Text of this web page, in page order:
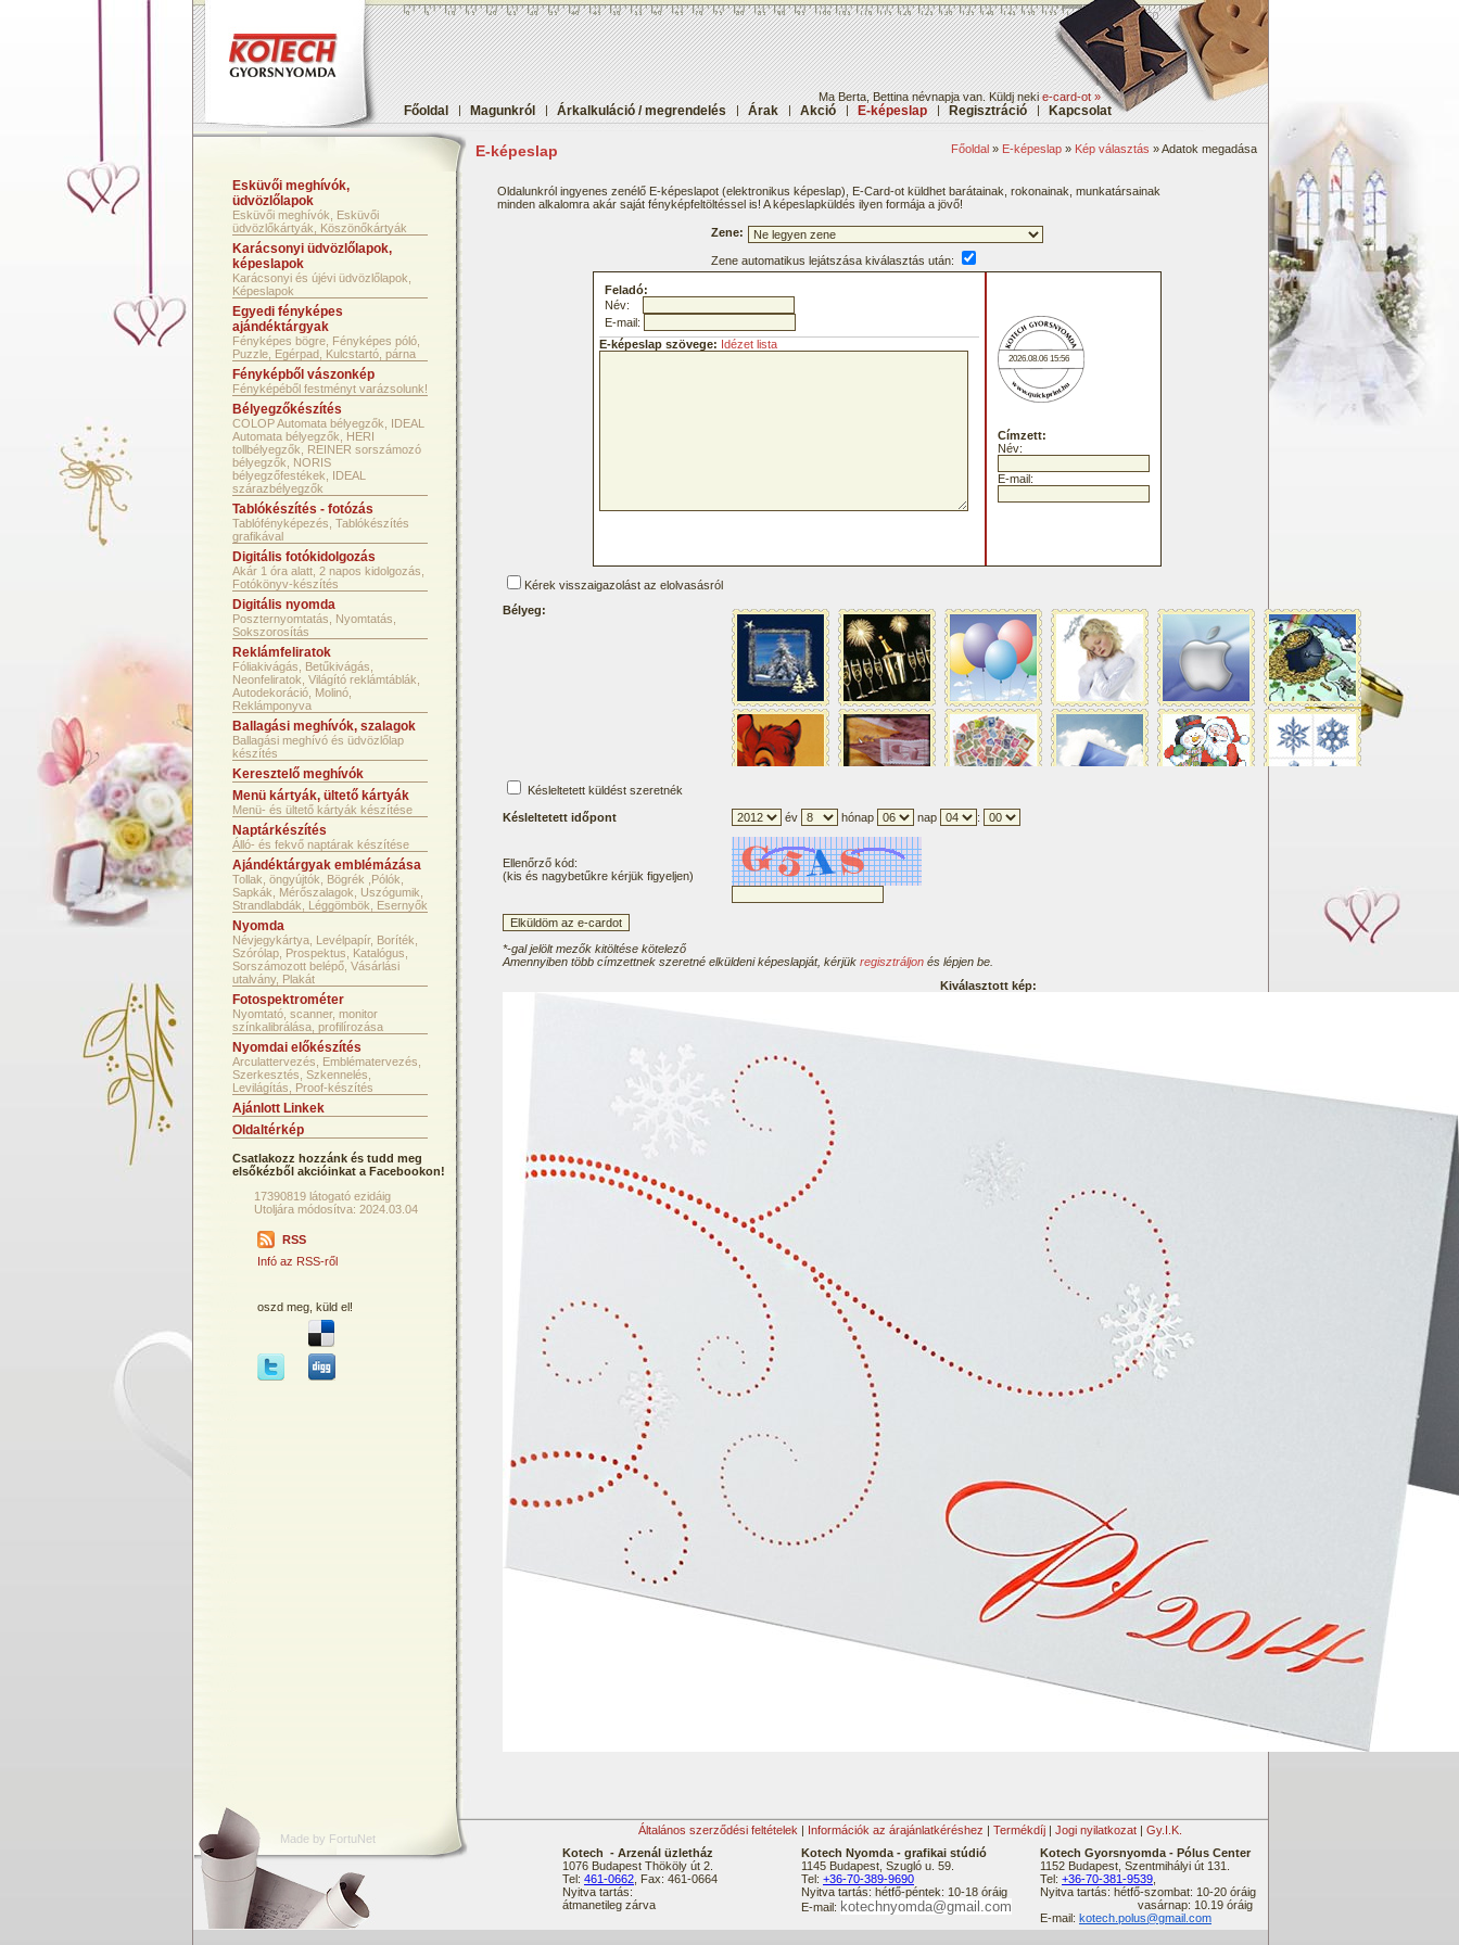
Ma Berta, Bettina névnapja van. Küldj nekie-card-ot »
Főoldal | Magunkról | Árkalkuláció / megrendelés | Árak | Akció | E-képeslap | Regisztráció | Kapcsolat
E-képeslap Főoldal » E-képeslap » Kép választás » Adatok megadása
Esküvői meghívók,
üdvözlőlapok
Esküvői meghívók, Esküvői
üdvözlőkártyák, Köszönőkártyák
Karácsonyi üdvözlőlapok,
képeslapok
Karácsonyi és újévi üdvözlőlapok,
Képeslapok
Egyedi fényképes
ajándéktárgyak
Fényképes bögre, Fényképes póló,
Puzzle, Egérpad, Kulcstartó, párna
Fényképből vászonkép
Fényképéből festményt varázsolunk!
Bélyegzőkészítés
COLOP Automata bélyegzők, IDEAL
Automata bélyegzők, HERI
tollbélyegzők, REINER sorszámozó
bélyegzők, NORIS
bélyegzőfestékek, IDEAL
szárazbélyegzők
Tablókészítés - fotózás
Tablófényképezés, Tablókészítés
grafikával
Digitális fotókidolgozás
Akár 1 óra alatt, 2 napos kidolgozás,
Fotókönyv-készítés
Digitális nyomda
Poszternyomtatás, Nyomtatás,
Sokszorosítás
Reklámfeliratok
Fóliakivágás, Betűkivágás,
Neonfeliratok, Világító reklámtáblák,
Autodekoráció, Molinó,
Reklámponyva
Ballagási meghívók, szalagok
Ballagási meghívó és üdvözlőlap
készítés
Keresztelő meghívók
Menü kártyák, ültető kártyák
Menü- és ültető kártyák készítése
Naptárkészítés
Álló- és fekvő naptárak készítése
Ajándéktárgyak emblémázása
Tollak, öngyújtók, Bögrék ,Pólók,
Sapkák, Mérőszalagok, Uszógumik,
Strandlabdák, Léggömbök, Esernyők
Nyomda
Névjegykártya, Levélpapír, Boríték,
Szórólap, Prospektus, Katalógus,
Sorszámozott belépő, Vásárlási
utalvány, Plakát
Fotospektrométer
Nyomtató, scanner, monitor
színkalibrálása, profilírozása
Nyomdai előkészítés
Arculattervezés, Emblématervezés,
Szerkesztés, Szkennelés,
Levilágítás, Proof-készítés
Ajánlott Linkek
Oldaltérkép
Csatlakozz hozzánk és tudd meg
elsőkézből akcióinkat a Facebookon!
17390819 látogató ezidáig
Utoljára módosítva: 2024.03.04
RSS
Infó az RSS-ről
oszd meg, küld el!
Oldalunkról ingyenes zenélő E-képeslapot (elektronikus képeslap), E-Card-ot küldhet barátainak, rokonainak, munkatársainak
minden alkalomra akár saját fényképfeltöltéssel is! A képeslapküldés ilyen formája a jövő!
Zene:
Zene automatikus lejátszása kiválasztás után:
Feladó:
Név:
E-mail:
E-képeslap szövege: Idézet lista
2026.08.06 15:56
Címzett:
Név:
E-mail:
Kérek visszaigazolást az elolvasásról
Bélyeg:
Késleltetett küldést szeretnék
Késleltetett időpont év hónap nap :
Ellenőrző kód:
(kis és nagybetűkre kérjük figyeljen)
*-gal jelölt mezők kitöltése kötelező
Amennyiben több címzettnek szeretné elküldeni képeslapját, kérjük regisztráljon és lépjen be.
Kiválasztott kép:
Made by FortuNet
Általános szerződési feltételek | Információk az árajánlatkéréshez | Termékdíj| Jogi nyilatkozat| Gy.I.K.
Kotech - Arzenál üzletház
1076 Budapest Thököly út 2.
Tel: 461-0662 , Fax: 461-0664
Nyitva tartás:
átmanetileg zárva
Kotech Nyomda - grafikai stúdió
1145 Budapest, Szugló u. 59.
Tel: +36-70-389-9690
Nyitva tartás: hétfő-péntek: 10-18 óráig
E-mail: kotechnyomda@gmail.com
Kotech Gyorsnyomda - Pólus Center
1152 Budapest, Szentmihályi út 131.
Tel: +36-70-381-9539
Nyitva tartás: hétfő-szombat: 10-20 óráig
vasárnap: 10.19 óráig
E-mail: kotech.polus@gmail.com